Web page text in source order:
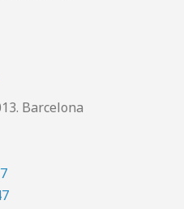
Barcelona